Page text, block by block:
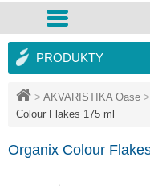
> AKVARISTIKA Oase >
Colour Flakes 175 ml
Organix Colour
PRODUKTY